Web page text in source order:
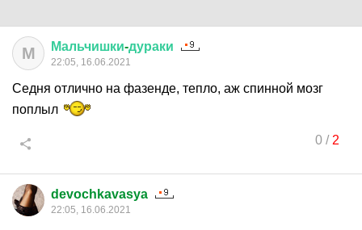
М Мальчишки-дураки
22:05, 16.06.2021
Седня отлично на фазенде, тепло, аж спинной мозг
поплыл
0/ 2
devochkavasya
22:05, 16.06.2021